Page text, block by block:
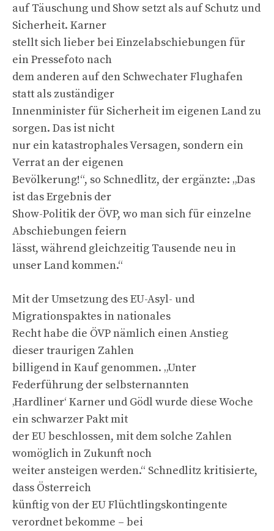
auf Täuschung und Show setzt als auf Schutz und
Sicherheit. Karner
stellt sich lieber bei Einzelabschiebungen für
ein Pressefoto nach
dem anderen auf den Schwechater Flughafen
statt als zuständiger
Innenminister für Sicherheit im eigenen Land zu
sorgen. Das ist nicht
nur ein katastrophales Versagen, sondern ein
Verrat an der eigenen
Bevölkerung!“, so Schnedlitz, der ergänzte: „Das
ist das Ergebnis der
Show-Politik der ÖVP, wo man sich für einzelne
Abschiebungen feiern
lässt, während gleichzeitig Tausende neu in
unser Land kommen.“
Mit der Umsetzung des EU-Asyl- und
Migrationspaktes in nationales
Recht habe die ÖVP nämlich einen Anstieg
dieser traurigen Zahlen
billigend in Kauf genommen. „Unter
Federführung der selbsternannten
‚Hardliner‘ Karner und Gödl wurde diese Woche
ein schwarzer Pakt mit
der EU beschlossen, mit dem solche Zahlen
womöglich in Zukunft noch
weiter ansteigen werden.“ Schnedlitz kritisierte,
dass Österreich
künftig von der EU Flüchtlingskontingente
verordnet bekomme – bei